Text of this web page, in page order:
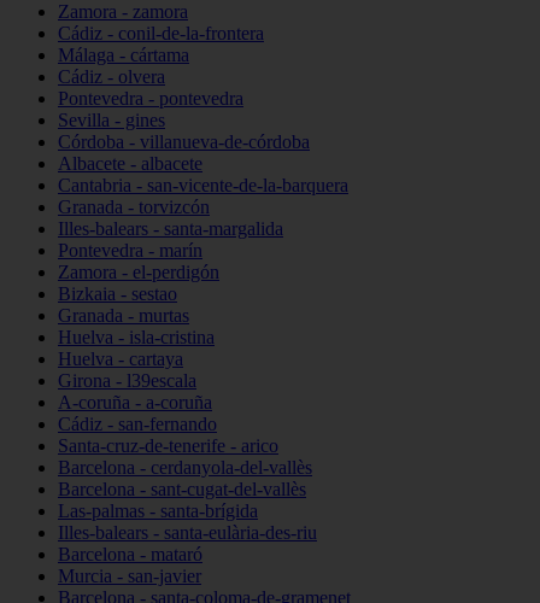
Zamora - zamora
Cádiz - conil-de-la-frontera
Málaga - cártama
Cádiz - olvera
Pontevedra - pontevedra
Sevilla - gines
Córdoba - villanueva-de-córdoba
Albacete - albacete
Cantabria - san-vicente-de-la-barquera
Granada - torvizcón
Illes-balears - santa-margalida
Pontevedra - marín
Zamora - el-perdigón
Bizkaia - sestao
Granada - murtas
Huelva - isla-cristina
Huelva - cartaya
Girona - l39escala
A-coruña - a-coruña
Cádiz - san-fernando
Santa-cruz-de-tenerife - arico
Barcelona - cerdanyola-del-vallès
Barcelona - sant-cugat-del-vallès
Las-palmas - santa-brígida
Illes-balears - santa-eulària-des-riu
Barcelona - mataró
Murcia - san-javier
Barcelona - santa-coloma-de-gramenet